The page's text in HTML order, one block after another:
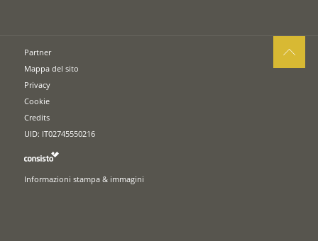
Partner
Mappa del sito
Privacy
Cookie
Credits
UID: IT02745550216
Informazioni stampa & immagini